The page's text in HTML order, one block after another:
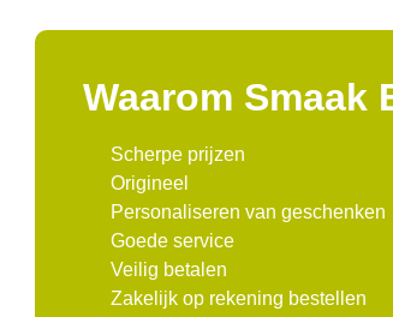
Waarom Smaak
Scherpe prijzen
Origineel
Personaliseren van geschenken
Goede service
Veilig betalen
Zakelijk op rekening bestellen